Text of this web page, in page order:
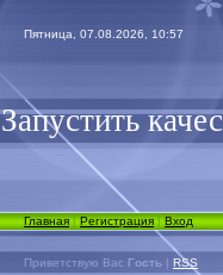
Пятница, 07.08.2026, 10:57
Запустить
Главная|Регистрация|Вход
Приветствую Вас Гость | RSS